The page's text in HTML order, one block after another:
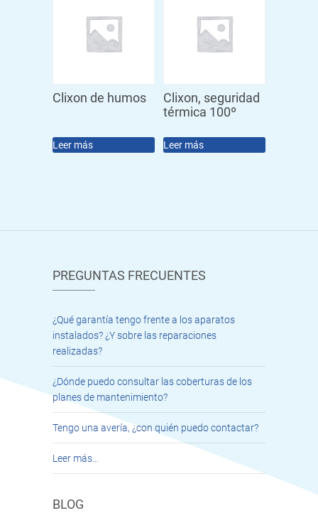
Clixon de humos
Leer más
Clixon, seguridad
térmica 100º
Leer más
PREGUNTAS FRECUENTES
¿Qué garantía tengo frente a los aparatos
instalados? ¿Y sobre las reparaciones
realizadas?
¿Dónde puedo consultar las coberturas de los
planes de mantenimiento?
Tengo una avería, ¿con quién puedo contactar?
Leer más…
BLOG